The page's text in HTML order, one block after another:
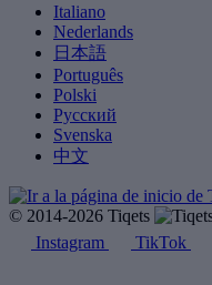
Italiano
Nederlands
日本語
Português
Polski
Русский
Svenska
中文
© 2014-2026 Tiqets
Instagram
TikTok